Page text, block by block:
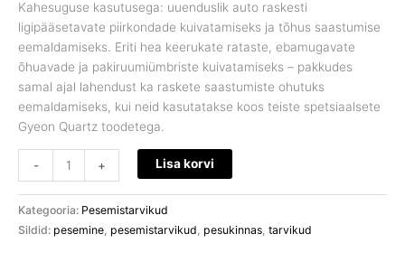
Kahesuguse kasutusega: uuenduslik auto raskesti
ligipääsetavate piirkondade kuivatamiseks ja tõhus saastumise
eemaldamiseks. Eriti hea keerukate rataste, ebamugavate
õhuavade ja pakiruumiümbriste kuivatamiseks – pakkudes
samal ajal lahendust ka raskete saastumiste ohutuks
eemaldamiseks, kui neid kasutatakse koos teiste spetsiaalsete
Gyeon Quartz toodetega.
- + Lisa korvi
Kategooria: Pesemistarvikud
Sildid: pesemine pesemistarvikud pesukinnas tarvikud